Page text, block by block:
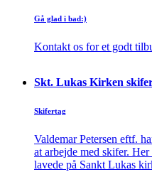
Gå glad i bad:)
Kontakt os for et godt
Skt. Lukas Kirken
Skifertag
Valdemar Petersen eftf.
at arbejde med skifer.
lavede på Sankt Lukas